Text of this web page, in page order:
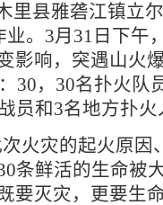
里县雅砻江镇立
。3月31日下午
影响，突遇山火
30，30名扑火队
战员和3名地方
火灾的起火原因
条鲜活的生命被
既要灭灾，更